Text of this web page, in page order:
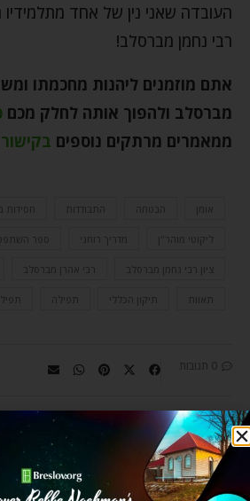
העובדה שאני נין של אחד מתלמידיו
רבי נחמן מברסלב!
אתם מוזמנים ליהנות מחכמתו
מברסלב ולהפוך אותה לחלק מכם
ממאמרים מרתקים נוספים
אומן הבטחה התבודדות חסידות
ליקוטי מוהר"ן מדריך רוחני ספר
ציון רבי נחמן מברסלב רבי אהרן מברסלב
תאוות תיקון הכללי תפילה
0 תגובות
ARYEH ROSENFELD
is the yahrzeit